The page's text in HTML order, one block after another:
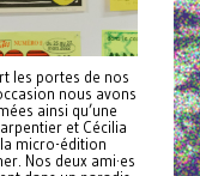
les portes de nos
nous avons
ainsi qu’une
et Cécilia
la micro-édition
Nos deux ami·es